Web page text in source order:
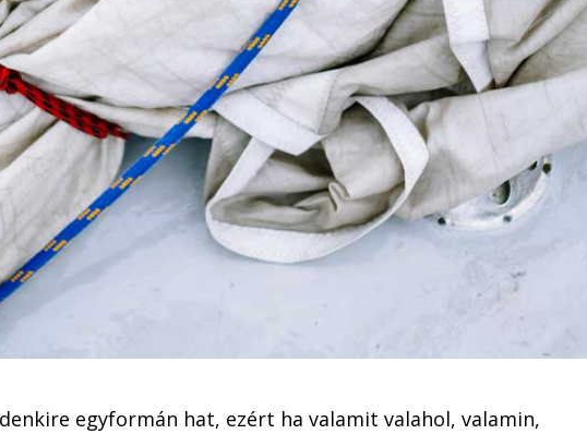
egyformán hat, ezért ha valamit valahol, valamin,